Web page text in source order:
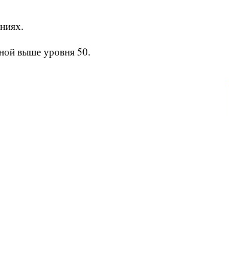
выше уровня 50.